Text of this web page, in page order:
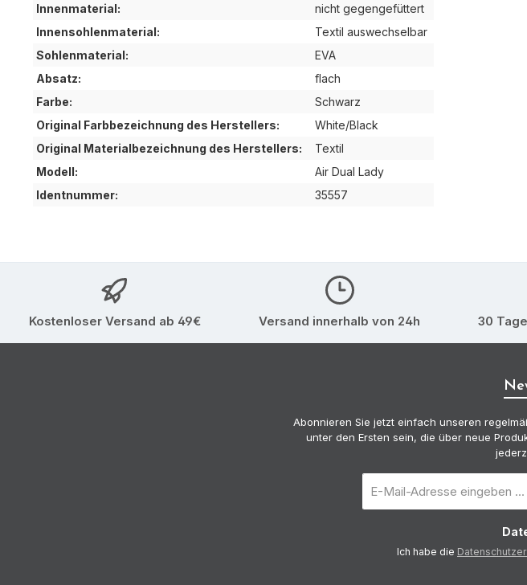
Innenmaterial:
nicht gegengefüttert
Innensohlenmaterial:
Textil auswechselbar
Sohlenmaterial:
EVA
Absatz:
flach
Farbe:
Schwarz
Original Farbbezeichnung des Herstellers:
White/Black
Original Materialbezeichnung des Herstellers:
Textil
Modell:
Air Dual Lady
Identnummer:
35557
Kostenloser Versand ab 49€ Versand innerhalb von 24h 30
Abonnieren Sie jetzt einfach unseren
unter den Ersten sein, die über neue
Mail-
Ich habe die